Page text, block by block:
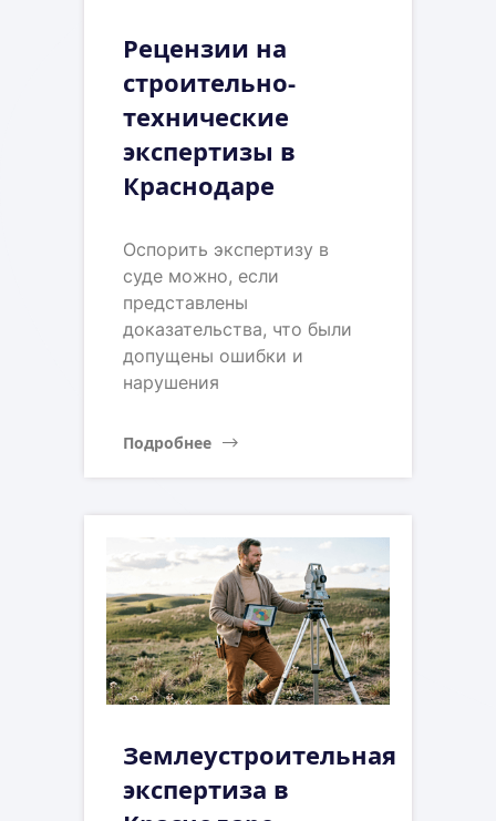
Рецензии на
строительно-
технические
экспертизы в
Краснодаре
Оспорить экспертизу в
суде можно, если
представлены
доказательства, что были
допущены ошибки и
нарушения
Подробнее
Землеустроительная
экспертиза в